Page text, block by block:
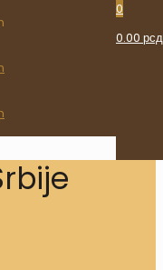
0
0.00 рсд